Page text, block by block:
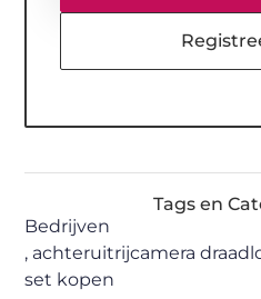
Tags en
Bedrijven
, achteruitrijcamera
set kopen